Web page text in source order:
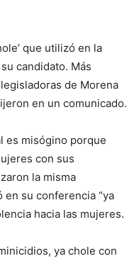
que utilizó en la
candidato. Más
de Morena
en un comunicado.
es misógino porque
con sus
la misma
su conferencia “ya
hacia las mujeres.
ya chole con